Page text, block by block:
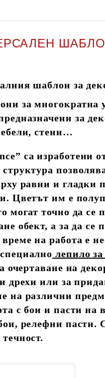
шаблон за
за многократна
за
стени…
са изработени
равни и гладки
Цветът им е
могат точно да се
обект, а за да се
на работа е
лепило
очертаване на
дрехи или за
на различни
с бои и пасти на
релефни пасти.